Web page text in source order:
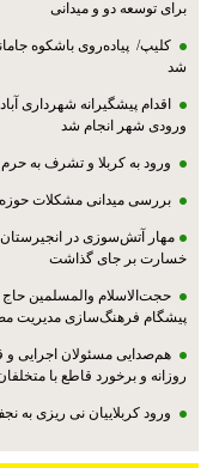
برای توسعه دو و میدانی
کلیپ/ پیاده‌روی باشکوه
شد
اقدام پیشگیرانه شهرداری
ورودی شهر انجام شد
ورود به کربلا و تشرف به
بررسی میدانی مشکلات
خسارت بر جای گذاشت
حجت‌الاسلام والمسلمین حاج
پیشگام فرهنگ‌سازی مدیریت
هم‌صدایی مسئولان اجرایی
روزانه و برخورد قاطع با
ورود کربلاییان نی ریزی به